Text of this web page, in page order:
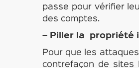
passe pour vérifier
des comptes.
– Piller la propriété
Pour que les
contrefaçon de sites